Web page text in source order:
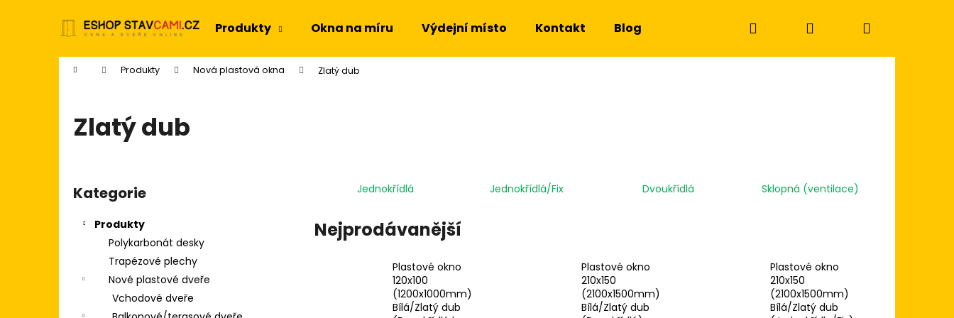
Produkty Okna na míru Výdejní místo Kontakt Blog Hledat PřihlášeníNákupní
Domů Produkty Nová plastová okna Zlatý dub
Zlatý dub
Přeskočit
kategorie
Kategorie
Produkty
Polykarbonát desky
Trapézové plechy
Nové plastové dveře
Vchodové dveře
Jednokřídlá Jednokřídlá/Fix Dvoukřídlá Sklopná (ventilace)
Nejprodávanější
Plastové okno
120x100
(1200x1000mm)
Bílá/Zlatý dub
Plastové okno
210x150
(2100x1500mm)
Bílá/Zlatý dub
Plastové okno
210x150
(2100x1500mm)
Bílá/Zlatý dub
Zpět
Zpět
Co potřebujete najít?
Doporučujeme
Následující